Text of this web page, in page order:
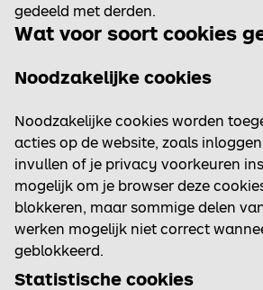
gedeeld met derden.
Wat voor soort cookies
Noodzakelijke cookies
Noodzakelijke cookies worden
acties op de website, zoals
invullen of je privacy voorkeuren
mogelijk om je browser deze
blokkeren, maar sommige delen
werken mogelijk niet correct
geblokkeerd.
Statistische cookies